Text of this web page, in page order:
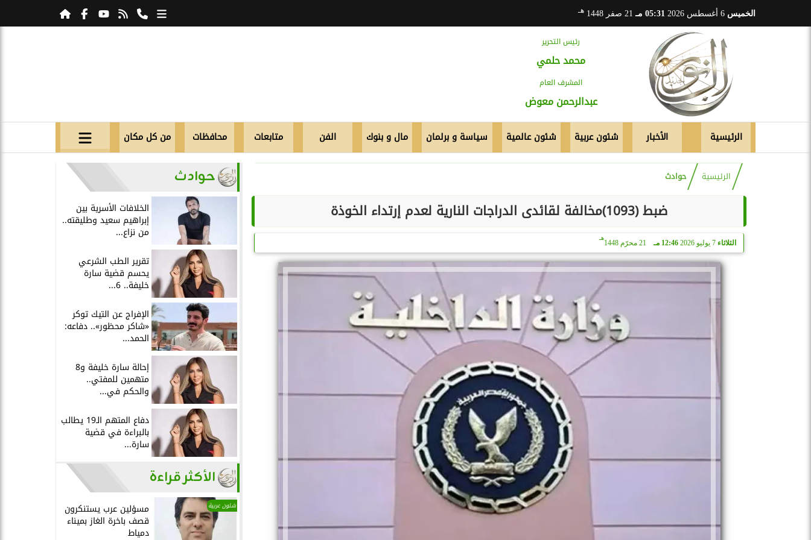
الخميس 05:31 مـ 21 صفر 1448 هـ
رئيس التحرير
محمد حلمي
المشرف العام
عبدالرحمن معوض
الرئيسية الأخبار شئون عربية شئون عالمية سياسة و برلمان مال و بنوك الفن متابعات محافظات من كل مكان
الرئيسية حوادث
ضبط (1093)مخالفة لقائدى الدراجات النارية لعدم إرتداء الخوذة
الثلاثاء 7 يوليو 2026 12:46 مـ 21 محرّم 1448
هـ
حوادث
الخلافات الأسرية بين
إبراهيم سعيد وطليقته..
من نزاع...
تقرير الطب الشرعي
يحسم قضية سارة
خليفة.. 6...
الإفراج عن التيك توكر
«شاكر محظور».. دفاعه:
الحمد...
إحالة سارة خليفة و8
متهمين للمفتي..
والحكم في...
دفاع المتهم الـ19 يطالب
بالبراءة في قضية
سارة...
الأكثر قراءة
شئون عربية مسؤلين عرب يستنكرون
قصف باخرة الغاز بميناء
دمياط